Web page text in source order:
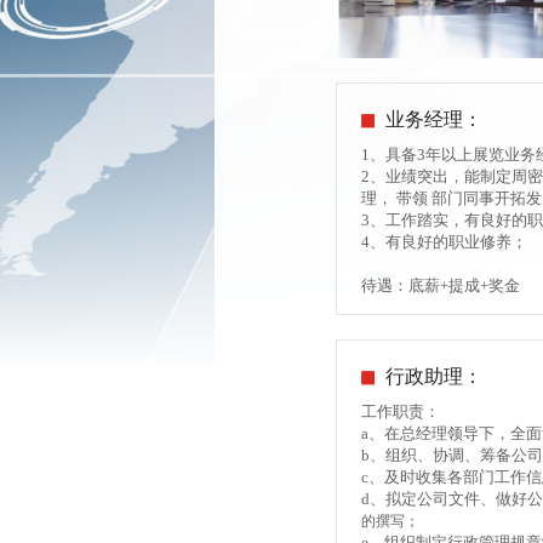
业务经理：
1、具备3年以上展览业务
2、业绩突出，能制定周
理， 带领 部门同事开拓
3、工作踏实，有良好的
4、有良好的职业修养；
待遇：底薪+提成+奖金
行政助理：
工作职责：
a、在总经理领导下，全
b、组织、协调、筹备公
c、及时收集各部门工作
d、拟定公司文件、做好
的撰写；